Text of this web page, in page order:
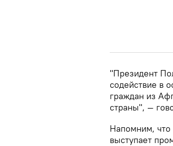
"Президент
содействие в
граждан из
страны", —
Напомним, что
выступает